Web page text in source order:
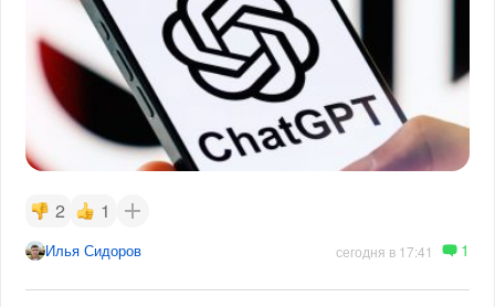
2 1
Илья Сидоров сегодня в 17:41 1